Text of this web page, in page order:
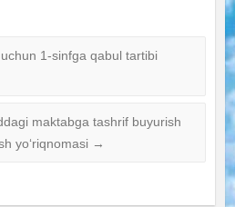
1-sinfga qabul tartibi
maktabga tashrif buyurish
yo‘riqnomasi →